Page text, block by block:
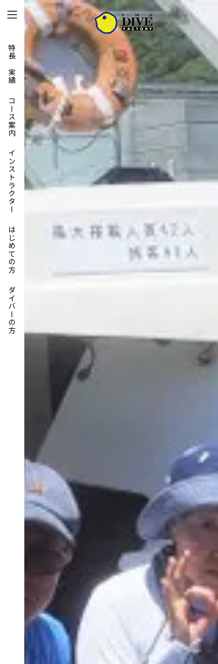
特長と実績
コース案内
インストラクター
はじめての方
ダイバーの方